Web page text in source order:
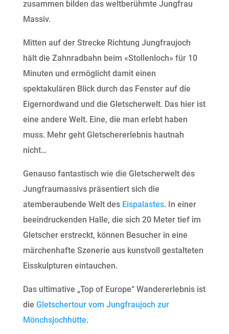
zusammen bilden das weltberühmte Jungfrau
Massiv.
Mitten auf der Strecke Richtung Jungfraujoch
hält die Zahnradbahn beim «Stollenloch» für 10
Minuten und ermöglicht damit einen
spektakulären Blick durch das Fenster auf die
Eigernordwand und die Gletscherwelt. Das hier ist
eine andere Welt. Eine, die man erlebt haben
muss. Mehr geht Gletschererlebnis hautnah
nicht…
Genauso fantastisch wie die Gletscherwelt des
Jungfraumassivs präsentiert sich die
atemberaubende Welt des Eispalastes. In einer
beeindruckenden Halle, die sich 20 Meter tief im
Gletscher erstreckt, können Besucher in eine
märchenhafte Szenerie aus kunstvoll gestalteten
Eisskulpturen eintauchen.
Das ultimative „Top of Europe“ Wandererlebnis ist
die Gletschertour vom Jungfraujoch zur
Mönchsjochhütte.